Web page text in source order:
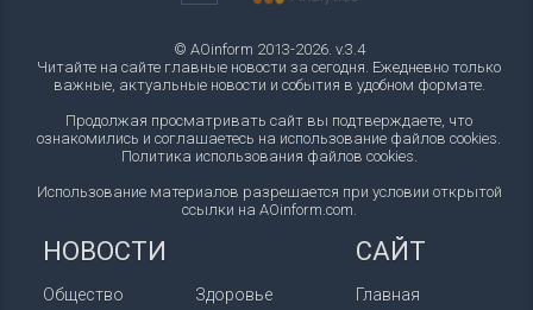
© AOinform 2013-2026. v.3.4
Читайте на сайте главные новости за сегодня. Ежедневно только
важные, актуальные новости и события в удобном формате.
Продолжая просматривать сайт вы подтверждаете, что
ознакомились и соглашаетесь на использование файлов cookies.
Политика использования файлов cookies.
Использование материалов разрешается при условии открытой
ссылки на AOinform.com.
НОВОСТИ
Общество
Здоровье
САЙТ
Главная